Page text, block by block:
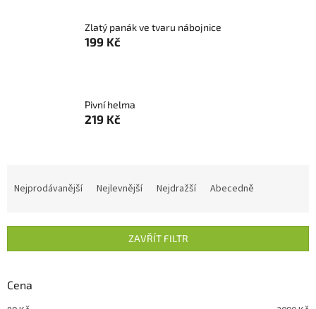
Zlatý panák ve tvaru nábojnice
199 Kč
Pivní helma
219 Kč
í
r
o
Nejprodávanější Nejlevnější Nejdražší Abecedně
ZAVŘÍT FILTR
Cena